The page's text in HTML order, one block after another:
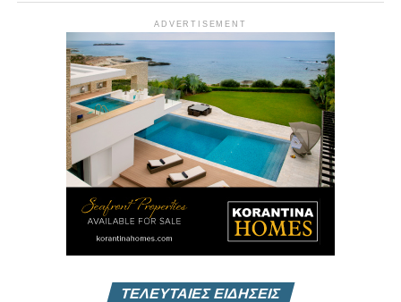
συνεργασιών και τα σενάρια για την επόμενη μέρα, σε ένα
ρευστό πολιτικό περιβάλλον.
Ένα επεισόδιο με πολιτικό βάθος και καθαρές
τοποθετήσεις, που επιχειρεί να φωτίσει τις ισορροπίες και
τα διλήμματα της επερχόμενης εκλογικής αναμέτρησης.
Τετάρτη 18/02 στις 7μμ
ADVERTISEMENT
ΤΕΛΕΥΤΑΙΕΣ ΕΙΔΗΣΕΙΣ